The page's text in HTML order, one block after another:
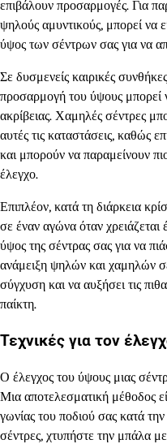
επιβάλουν προσαρμογές. Για
ψηλούς αμυντικούς, μπορεί να
ύψος των σέντρων σας για να
Σε δυσμενείς καιρικές
προσαρμογή του ύψους μπορεί
ακρίβειας. Χαμηλές σέντρες
αυτές τις καταστάσεις, καθώς
και μπορούν να παραμείνουν
έλεγχο.
Επιπλέον, κατά τη διάρκεια
σε έναν αγώνα όταν χρειάζεται
ύψος της σέντρας σας για να
ανάμειξη ψηλών και χαμηλών
σύγχυση και να αυξήσει τις
παίκτη.
Τεχνικές για τον
Ο έλεγχος του ύψους μιας
Μια αποτελεσματική μέθοδος
γωνίας του ποδιού σας κατά
σέντρες, χτυπήστε την μπάλα